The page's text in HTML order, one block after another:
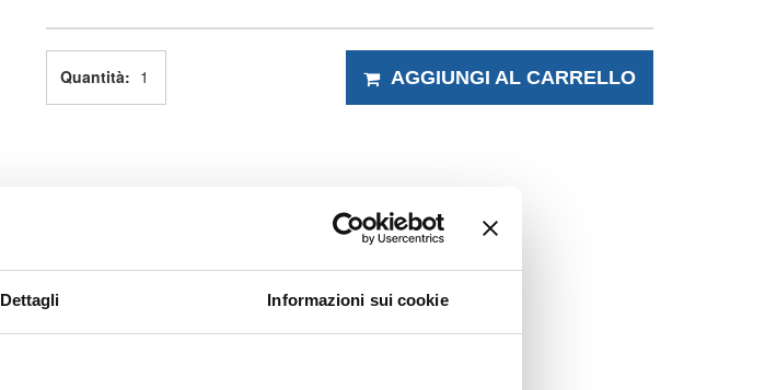
Dettagli Informazioni sui cookie
Quantità: AGGIUNGI AL CARRELLO